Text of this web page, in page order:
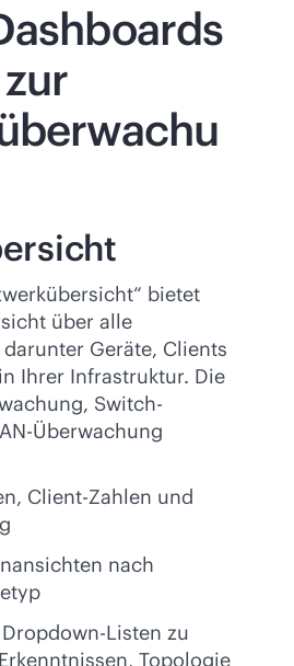
bietet
über alle
Geräte, Clients
Ihrer Infrastruktur. Die
Switch-
Überwachung
Client-Zahlen und
nach
Listen zu
Topologie